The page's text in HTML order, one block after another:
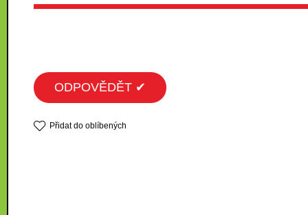
ODPOVĚDĚT ✔
Přidat do oblíbených